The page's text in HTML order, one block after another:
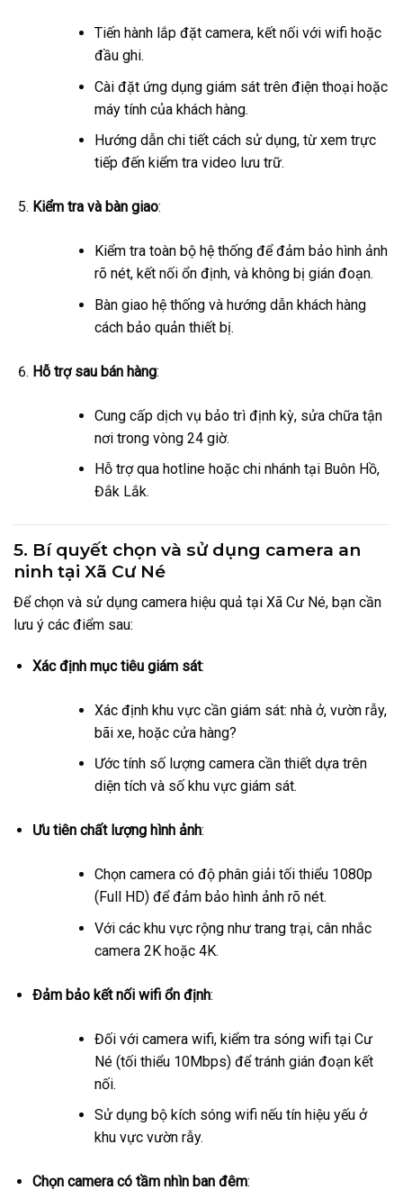
Tiến hành lắp đặt camera, kết nối với wifi hoặc
đầu ghi.
Cài đặt ứng dụng giám sát trên điện thoại hoặc
máy tính của khách hàng.
Hướng dẫn chi tiết cách sử dụng, từ xem trực
tiếp đến kiểm tra video lưu trữ.
Kiểm tra và bàn giao:
Kiểm tra toàn bộ hệ thống để đảm bảo hình ảnh
rõ nét, kết nối ổn định, và không bị gián đoạn.
Bàn giao hệ thống và hướng dẫn khách hàng
cách bảo quản thiết bị.
Hỗ trợ sau bán hàng:
Cung cấp dịch vụ bảo trì định kỳ, sửa chữa tận
nơi trong vòng 24 giờ.
Hỗ trợ qua hotline hoặc chi nhánh tại Buôn Hồ,
Đắk Lắk.
5. Bí quyết chọn và sử dụng camera an
ninh tại Xã Cư Né
Để chọn và sử dụng camera hiệu quả tại Xã Cư Né, bạn cần
lưu ý các điểm sau:
Xác định mục tiêu giám sát:
Xác định khu vực cần giám sát: nhà ở, vườn rẫy,
bãi xe, hoặc cửa hàng?
Ước tính số lượng camera cần thiết dựa trên
diện tích và số khu vực giám sát.
Ưu tiên chất lượng hình ảnh:
Chọn camera có độ phân giải tối thiểu 1080p
(Full HD) để đảm bảo hình ảnh rõ nét.
Với các khu vực rộng như trang trại, cân nhắc
camera 2K hoặc 4K.
Đảm bảo kết nối wifi ổn định:
Đối với camera wifi, kiểm tra sóng wifi tại Cư
Né (tối thiểu 10Mbps) để tránh gián đoạn kết
nối.
Sử dụng bộ kích sóng wifi nếu tín hiệu yếu ở
khu vực vườn rẫy.
Chọn camera có tầm nhìn ban đêm: